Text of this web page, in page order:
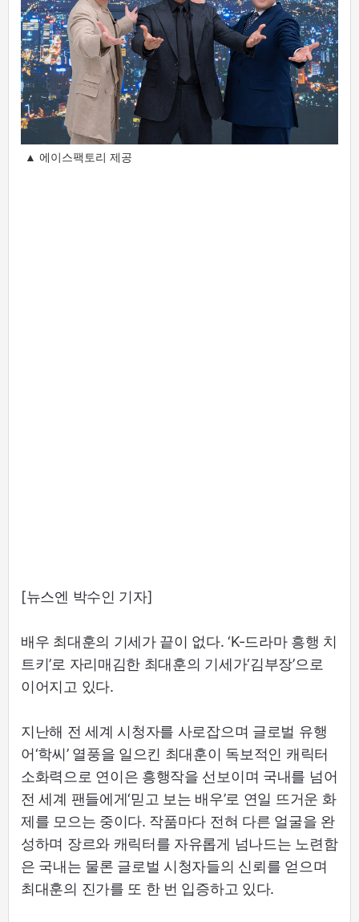
▲ 에이스팩토리 제공
[뉴스엔 박수인 기자]
배우 최대훈의 기세가 끝이 없다. ‘K-드라마 흥행 치
트키’로 자리매김한 최대훈의 기세가‘김부장’으로
이어지고 있다.
지난해 전 세계 시청자를 사로잡으며 글로벌 유행
어‘학씨’ 열풍을 일으킨 최대훈이 독보적인 캐릭터
소화력으로 연이은 흥행작을 선보이며 국내를 넘어
전 세계 팬들에게‘믿고 보는 배우’로 연일 뜨거운 화
제를 모으는 중이다. 작품마다 전혀 다른 얼굴을 완
성하며 장르와 캐릭터를 자유롭게 넘나드는 노련함
은 국내는 물론 글로벌 시청자들의 신뢰를 얻으며
최대훈의 진가를 또 한 번 입증하고 있다.